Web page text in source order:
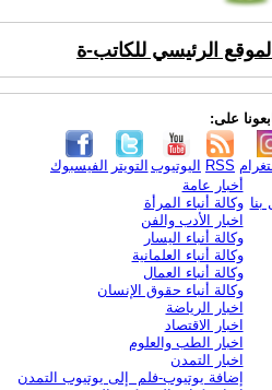
الموقع الرئيسي للكاتب-ة
على:
الفيسبوك التويتر اليوتيوب RSS
أخبار عامة
وكالة أنباء المرأة
اخبار الأدب والفن
وكالة أنباء اليسار
وكالة أنباء العلمانية
وكالة أنباء العمال
وكالة أنباء حقوق الإنسان
اخبار الرياضة
اخبار الاقتصاد
اخبار الطب والعلوم
اخبار التمدن
إضافة يوتيوب-فلم إلى يوتيوب التمدن